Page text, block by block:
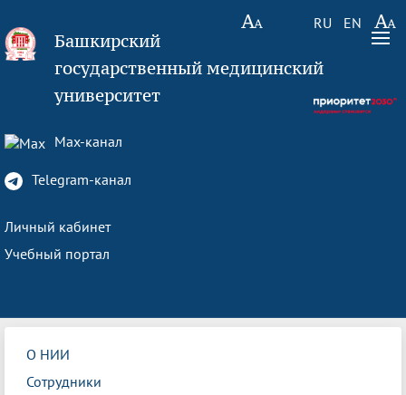
RU EN
Башкирский
государственный медицинский
университет
Max-канал
Telegram-канал
Личный кабинет
Учебный портал
О НИИ
Сотрудники